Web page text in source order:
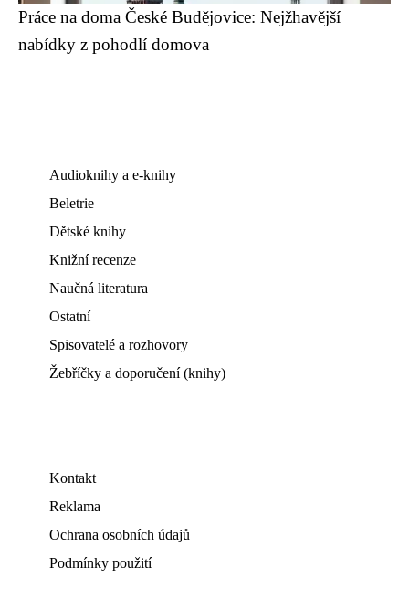
Práce na doma České Budějovice: Nejžhavější
nabídky z pohodlí domova
Audioknihy a e-knihy
Beletrie
Dětské knihy
Knižní recenze
Naučná literatura
Ostatní
Spisovatelé a rozhovory
Žebříčky a doporučení (knihy)
Kontakt
Reklama
Ochrana osobních údajů
Podmínky použití